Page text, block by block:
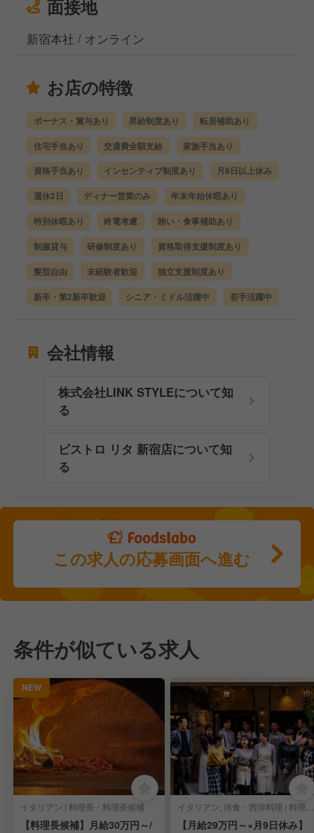
面接地
新宿本社 / オンライン
お店の特徴
ボーナス・賞与あり 昇給制度あり 転居補助あり
住宅手当あり 交通費全額支給 家族手当あり
資格手当あり インセンティブ制度あり 月8日以上休み
週休2日 ディナー営業のみ 年末年始休暇あり
特別休暇あり 終電考慮 賄い・食事補助あり
制服貸与 研修制度あり 資格取得支援制度あり
髪型自由 未経験者歓迎 独立支援制度あり
新卒・第2新卒歓迎 シニア・ミドル活躍中 若手活躍中
会社情報
株式会社LINK STYLEについて知
る
ビストロ リタ 新宿店について知
る
この求人の応募画面へ進む
条件が似ている求人
NEW
イタリアン | 料理長・料理長候補
【料理長候補】月給30万円～/
イタリアン, 洋食・西洋料理 | 料理長・料理長候補
【月給29万円～×月9日休み】